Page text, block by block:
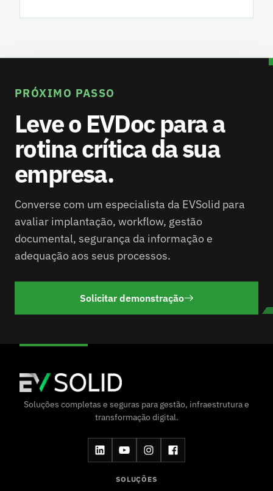
PRÓXIMO PASSO
Leve o EVDoc para a
rotina crítica da sua
empresa.
Converse com um especialista da EVSolid para
avaliar implantação, workflow, gestão
documental, segurança da informação e
adequação aos seus processos.
Solicitar demonstração
Soluções completas e seguras para gestão, infraestrutura e
transformação digital.
SOLUÇÕES